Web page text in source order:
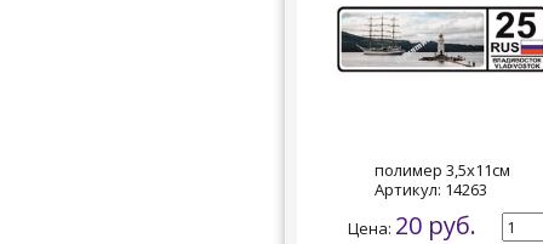
полимер 3,5х11см
Артикул: 14263
Цена: 20 руб.